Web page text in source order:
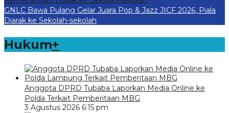
GNLC Bawa Pulang Gelar Juara Pop & Jazz JICF 2026, Piala
Diarak ke Sekolah-sekolah
Hukum+
Anggota DPRD Tubaba Laporkan Media Online ke
Polda Terkait Pemberitaan MBG
3 Agustus 2026 6:15 pm